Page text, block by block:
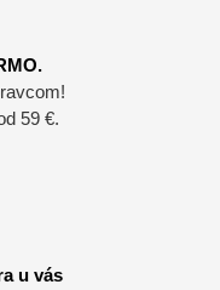
59 €.
u vás